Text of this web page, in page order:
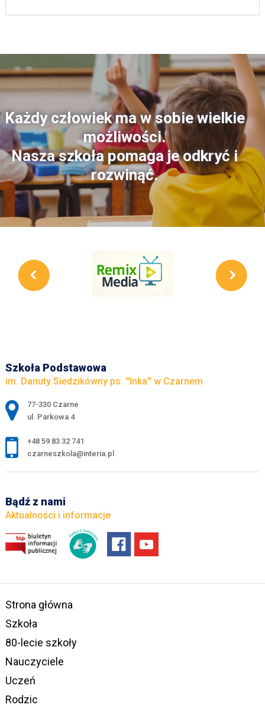
Każdy człowiek ma w sobie wielkie
możliwości.
Nasza szkoła pomaga je odkryć i
rozwinąć.
Szkoła Podstawowa
im. Danuty Siedzikówny ps. ''Inka'' w Czarnem
Adres pocztowy:
77-330 Czarne
ul. Parkowa 4
+48 59 83 32 741
czarneszkola@interia.pl
Bądź z nami
Aktualności i informacje
Strona główna
Szkoła
80-lecie szkoły
Nauczyciele
Uczeń
Rodzic